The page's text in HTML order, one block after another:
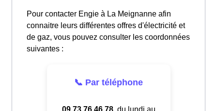
Pour contacter Engie à La Meignanne afin
connaitre leurs différentes offres d'électricité et
de gaz, vous pouvez consulter les coordonnées
suivantes :
📞 Par téléphone
09.73.76.46.78, du lundi au